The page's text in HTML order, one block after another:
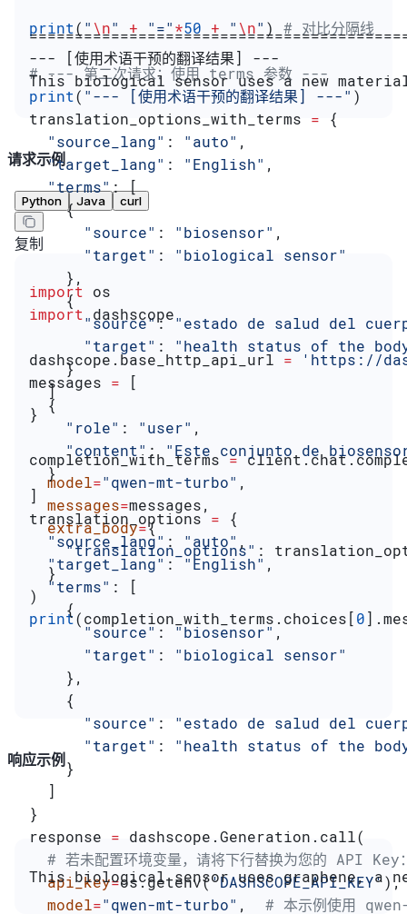
print( " \n" + "="*50 + " \n" ) # 对比分隔线
# --- 第二次请求：使用 terms 参数 ---
print( "--- [使用术语干预的翻译结果] ---" )
translation_options_with_terms = {
  "source_lang"
: "auto" ,
  "target_lang"
: "English" ,
  "terms"
: [
    {
      "source"
: "biosensor" ,
      "target"
: "biological sensor"
    },
    {
      "source"
: "estado de salud del
      "target"
: "health status of the
    }
  ]
}
completion_with_terms =
  model
="qwen-mt-turbo" ,
  messages
=messages,
  extra_body
={
    "translation_options"
:
  }
)
print(completion_with_terms.choices[0
--- [使用术语干预的翻译结果] ---
This biological sensor uses a new
请求示例
Python Java curl
复制
import os
import dashscope
dashscope.base_http_api_url = 'https://
messages = [
  {
    "role"
: "user" ,
    "content"
: "Este conjunto de
  }
]
translation_options = {
  "source_lang"
: "auto" ,
  "target_lang"
: "English" ,
  "terms"
: [
    {
      "source"
: "biosensor" ,
      "target"
: "biological sensor"
    },
    {
      "source"
: "estado de salud del
      "target"
: "health status of the
    }
  ]
}
response = dashscope.Generation.call(
# 若未配置环境变量，请将下行替换为您的 API
  api_key
=os.getenv('DASHSCOPE_API_KEY'),
  model
="qwen-mt-turbo" , # 本示例使用
响应示例
This biological sensor uses graphene, a